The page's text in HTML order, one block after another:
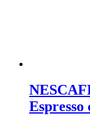
Espresso